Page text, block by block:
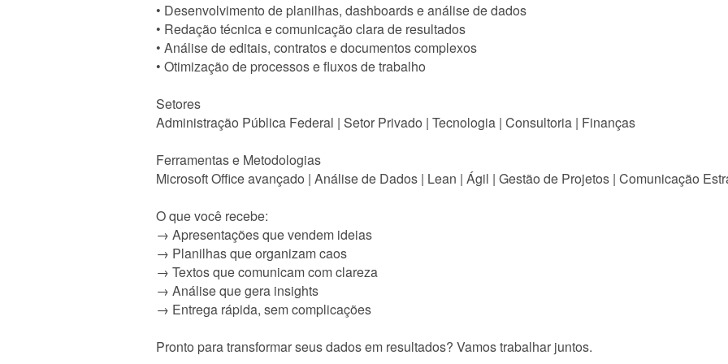
• Desenvolvimento de planilhas, dashboards e análise de dados
• Redação técnica e comunicação clara de resultados
• Análise de editais, contratos e documentos complexos
• Otimização de processos e fluxos de trabalho
Setores
Administração Pública Federal | Setor Privado | Tecnologia | Consultoria | Finanças
Ferramentas e Metodologias
Microsoft Office avançado | Análise de Dados | Lean | Ágil | Gestão de Projetos | Comunicação
O que você recebe:
→ Apresentações que vendem ideias
→ Planilhas que organizam caos
→ Textos que comunicam com clareza
→ Análise que gera insights
→ Entrega rápida, sem complicações
Pronto para transformar seus dados em resultados? Vamos trabalhar juntos.